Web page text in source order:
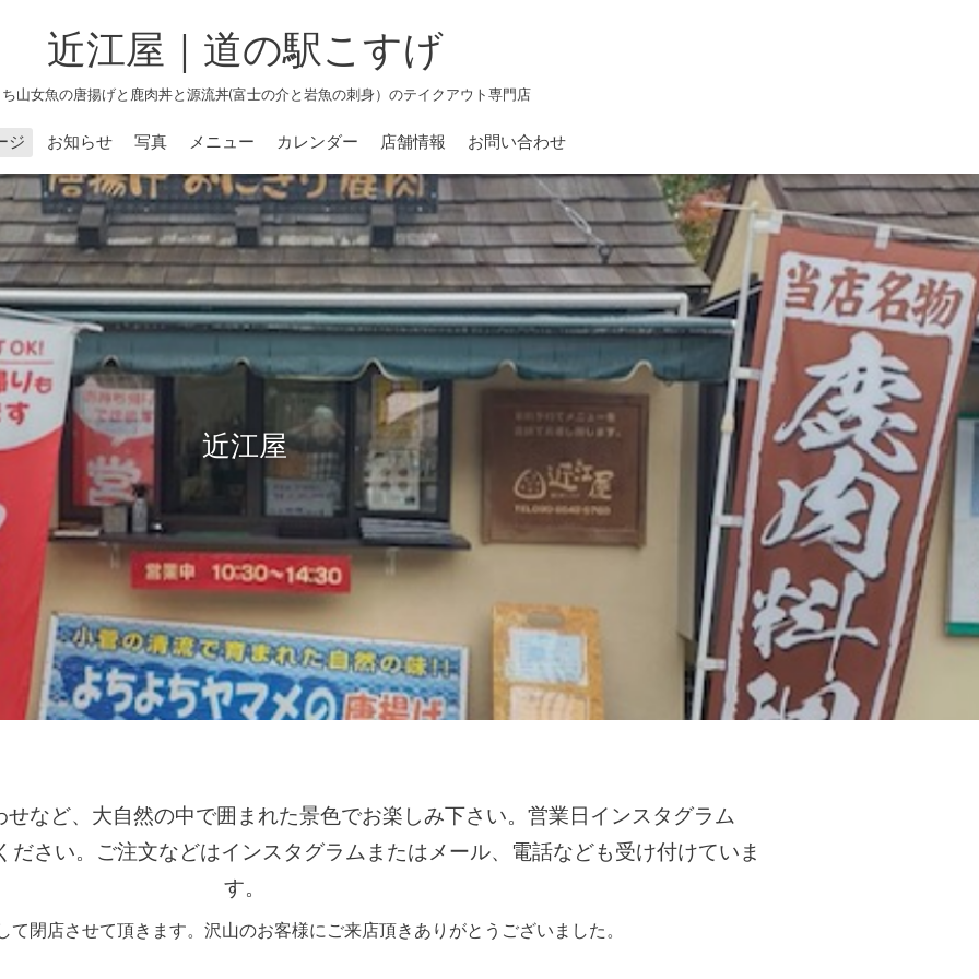
近江屋｜道の駅こすげ
山女魚の唐揚げと鹿肉丼と源流丼(富士の介と岩魚の刺身）のテイクアウト専門店
ジ お知らせ 写真 メニュー カレンダー 店舗情報 お問い合わせ
近江屋
など、大自然の中で囲まれた景色でお楽しみ下さい。営業日インスタグラム
ださい。ご注文などはインスタグラムまたはメール、電話なども受け付けていま
す。
て閉店させて頂きます。沢山のお客様にご来店頂きありがとうございました。